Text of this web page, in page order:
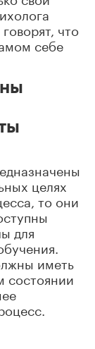
что
себе
целях
то они
для
иметь
состоянии